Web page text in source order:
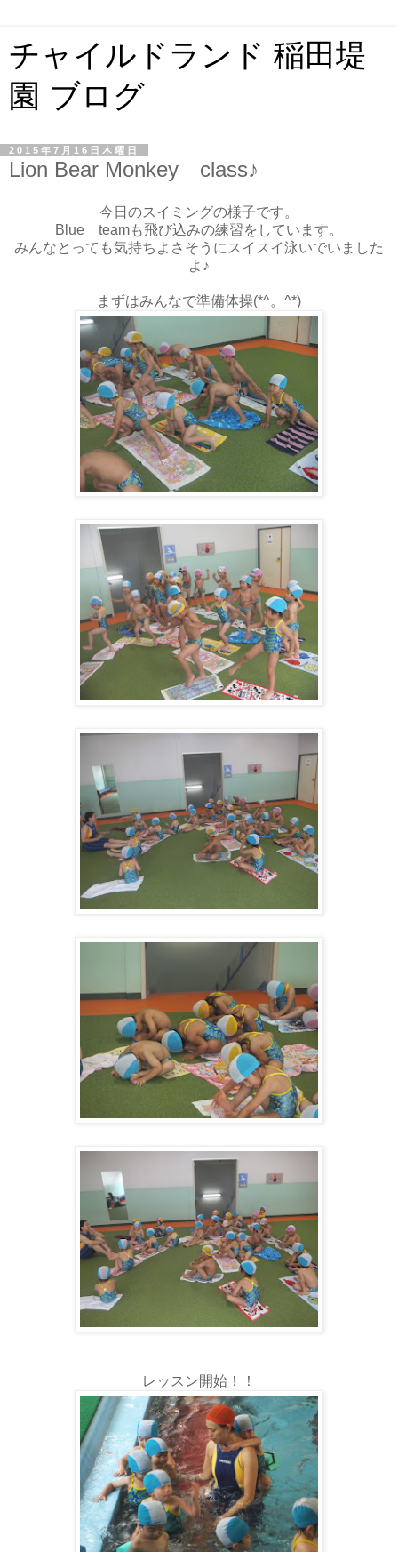
チャイルドランド 稲田堤
園 ブログ
2015年7月16日木曜日
Lion Bear Monkey class♪
今日のスイミングの様子です。
Blue teamも飛び込みの練習をしています。
みんなとっても気持ちよさそうにスイスイ泳いでいました
よ♪
まずはみんなで準備体操(*^。^*)
レッスン開始！！